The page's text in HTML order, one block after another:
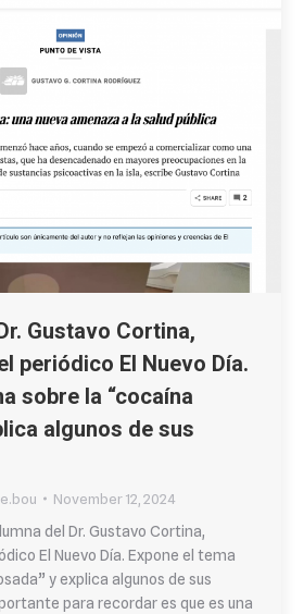
Gustavo Cortina,
periódico El Nuevo Día.
sobre la “cocaína
algunos de sus
November 12, 2024
del Dr. Gustavo Cortina,
El Nuevo Día. Expone el tema
y explica algunos de sus
para recordar es que es una